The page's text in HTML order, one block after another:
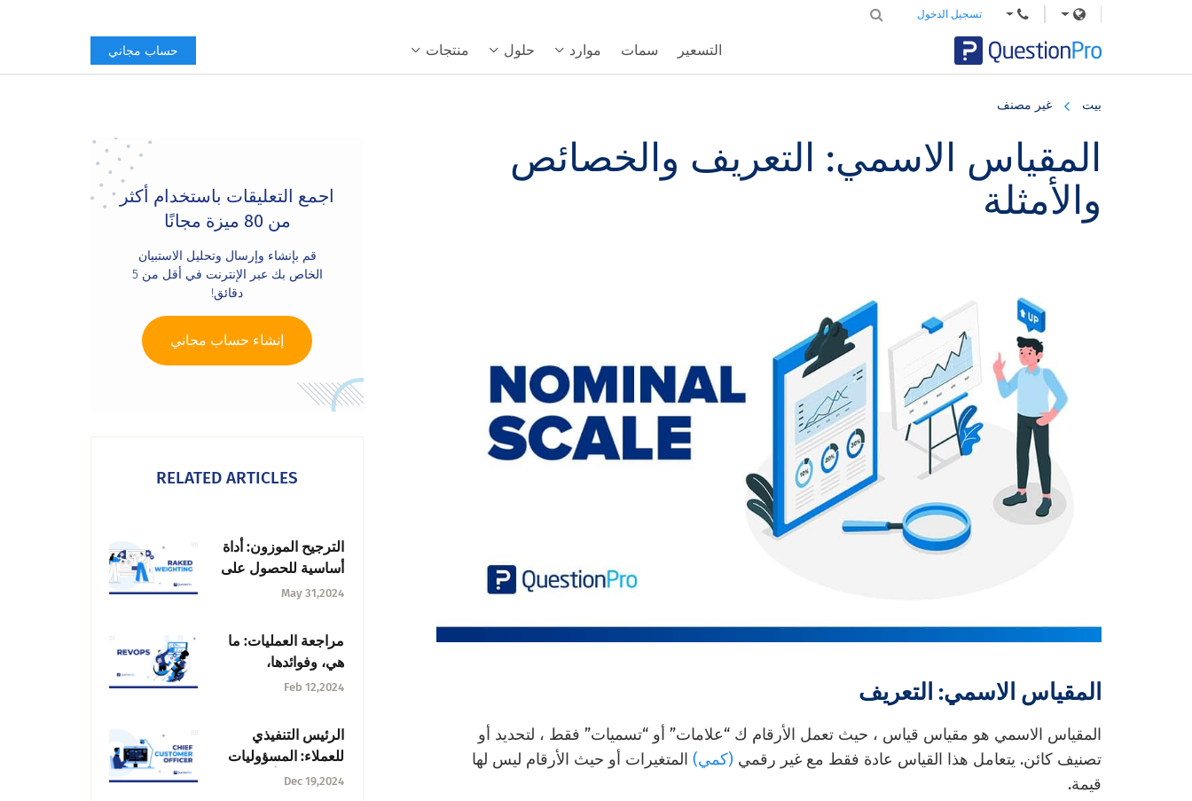
منتجات حلول موارد سمات التسعير
تسجيل الدخول
حساب مجاني
بيت غير مصنف
المقياس الاسمي: التعريف والخصائص
والأمثلة
المقياس الاسمي: التعريف
المقياس الاسمي هو مقياس قياس ، حيث تعمل الأرقام ك “علامات” أو “تسميات” فقط ، لتحديد أو
تصنيف كائن. يتعامل هذا القياس عادة فقط مع غير رقمي (كمي) المتغيرات أو حيث الأرقام ليس لها
قيمة.
Sidebar
اجمع التعليقات باستخدام أكثر
من 80 ميزة مجانًا
قم بإنشاء وإرسال وتحليل الاستبيان
الخاص بك عبر الإنترنت في أقل من 5
دقائق!
إنشاء حساب مجاني
RELATED ARTICLES
الترجيح الموزون: أداة
أساسية للحصول على
نتائج استبيان دقيقة
May 31,2024
مراجعة العمليات: ما
هي، وفوائدها،
واستراتيجيات نمو
Feb 12,2024
الرئيس التنفيذي
للعملاء: المسؤوليات
والفوائد والتأثير
Dec 19,2024